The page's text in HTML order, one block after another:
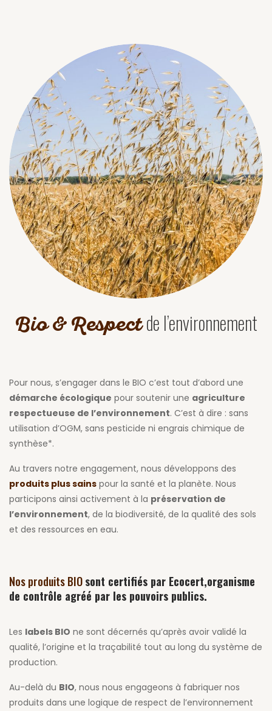
Bio & Respectde l’environnement
Pour nous, s’engager dans le BIO c’est tout d’abord une
démarche écologique pour soutenir une agriculture
respectueuse de l’environnement. C’est à dire : sans
utilisation d’OGM, sans pesticide ni engrais chimique de
synthèse*.
Au travers notre engagement, nous développons des
produits plus sains pour la santé et la planète. Nous
participons ainsi activement à la préservation de
l’environnement, de la biodiversité, de la qualité des sols
et des ressources en eau.
Nos produits BIOsont certifiés par Ecocert,organisme
de contrôle agréé par les pouvoirs publics.
Les labels BIO ne sont décernés qu’après avoir validé la
qualité, l’origine et la traçabilité tout au long du système de
production.
Au-delà du BIO, nous nous engageons à fabriquer nos
produits dans une logique de respect de l’environnement